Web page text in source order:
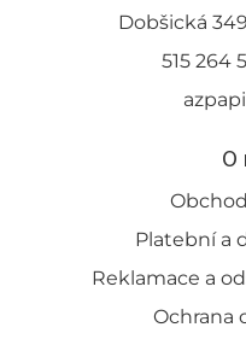
Dobšická
515 264
O
Platební a
Reklamace a
Ochrana